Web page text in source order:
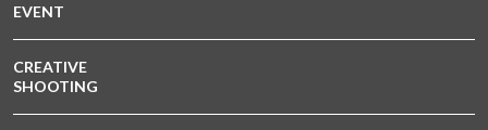
EVENT
CREATIVE
SHOOTING